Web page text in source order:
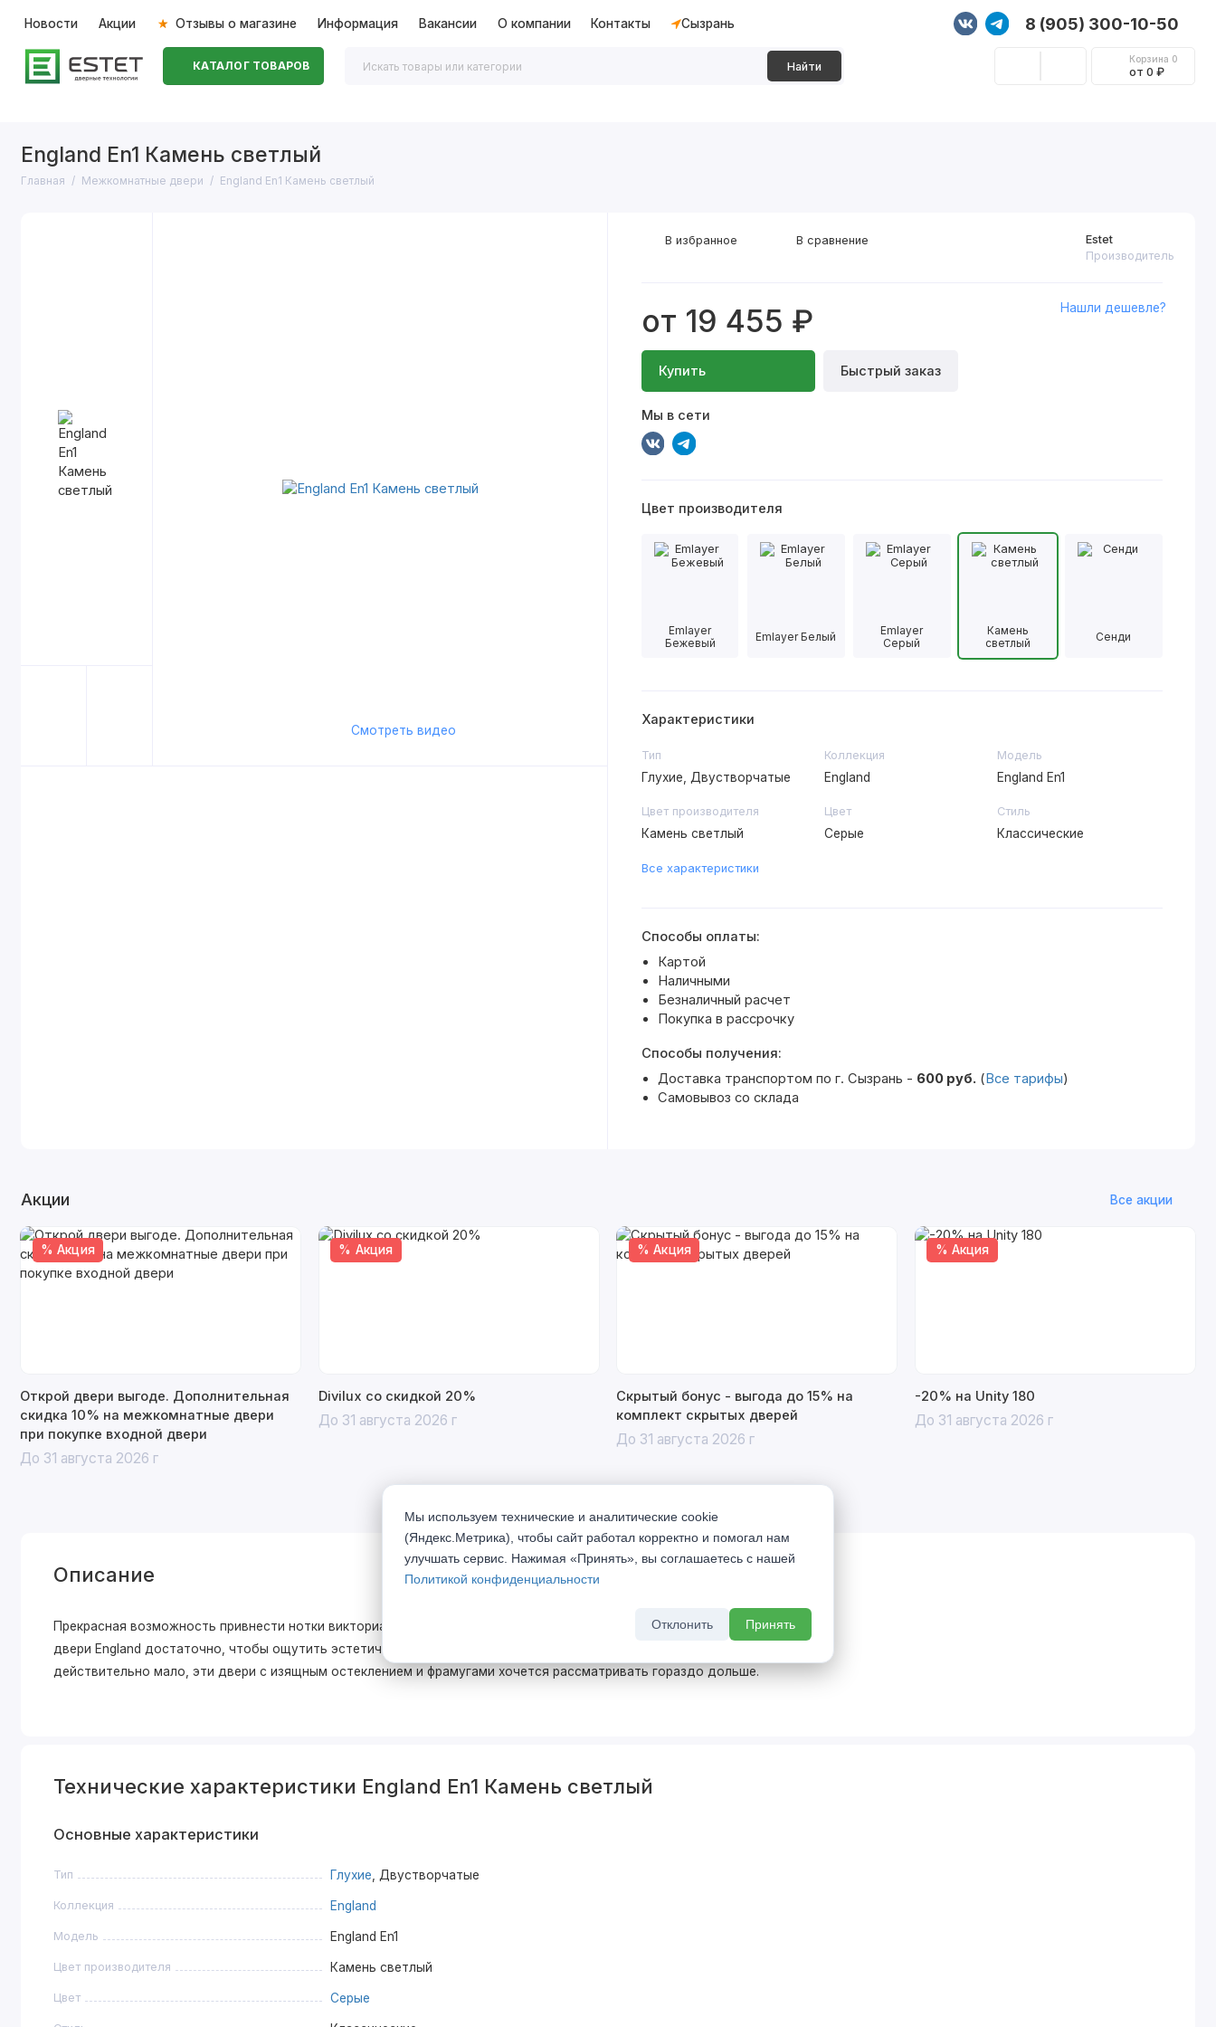
Новости Акции Отзывы о магазине Информация Вакансии О компании Контакты Сызрань 8 (905) 300-10-50
КАТАЛОГ ТОВАРОВ Найти
Корзина 0
от 0 ₽
England En1 Камень светлый
Главная Межкомнатные двери England En1 Камень светлый
Смотреть видео
Estet
Производитель
от 19 455 ₽
Купить Быстрый заказ
Нашли дешевле?
Мы в сети
В избранное В сравнение
Цвет производителя
Emlayer
Бежевый
Emlayer Белый
Emlayer
Серый
Камень
светлый
Сенди
Характеристики
Тип
Глухие, Двустворчатые
Коллекция
England
Модель
England En1
Цвет производителя
Камень светлый
Цвет
Серые
Стиль
Классические
Все характеристики
Способы оплаты:
Картой
Наличными
Безналичный расчет
Покупка в рассрочку
Способы получения:
Доставка транспортом по г. Сызрань - 600 руб. (Все тарифы)
Самовывоз со склада
Акции Все акции
% Акция
Открой двери выгоде. Дополнительная
скидка 10% на межкомнатные двери
при покупке входной двери
До 31 августа 2026 г
% Акция
Divilux со скидкой 20%
До 31 августа 2026 г
% Акция
Скрытый бонус - выгода до 15% на
комплект скрытых дверей
До 31 августа 2026 г
% Акция
-20% на Unity 180
До 31 августа 2026 г
Описание
Прекрасная возможность привнести нотки викторианской эпохи в современный интерьер. Одного взгляда на
двери England достаточно, чтобы ощутить эстетическое удовольствие. Но не будем лукавить: одного взгляда
действительно мало, эти двери с изящным остеклением и фрамугами хочется рассматривать гораздо дольше.
Технические характеристики England En1 Камень светлый
Основные характеристики
Тип Глухие, Двустворчатые
Коллекция England
Модель England En1
Цвет производителя Камень светлый
Цвет Серые
Мы используем технические и аналитические cookie
(Яндекс.Метрика), чтобы сайт работал корректно и помогал нам
улучшать сервис. Нажимая «Принять», вы соглашаетесь с нашей
Политикой конфиденциальности
Отклонить Принять